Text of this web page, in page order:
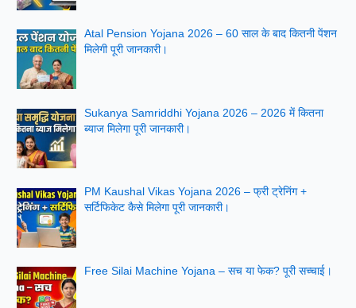
Atal Pension Yojana 2026 – 60 साल के बाद कितनी पेंशन
मिलेगी पूरी जानकारी।
Sukanya Samriddhi Yojana 2026 – 2026 में कितना
ब्याज मिलेगा पूरी जानकारी।
PM Kaushal Vikas Yojana 2026 – फ्री ट्रेनिंग +
सर्टिफिकेट कैसे मिलेगा पूरी जानकारी।
Free Silai Machine Yojana – सच या फेक? पूरी सच्चाई।